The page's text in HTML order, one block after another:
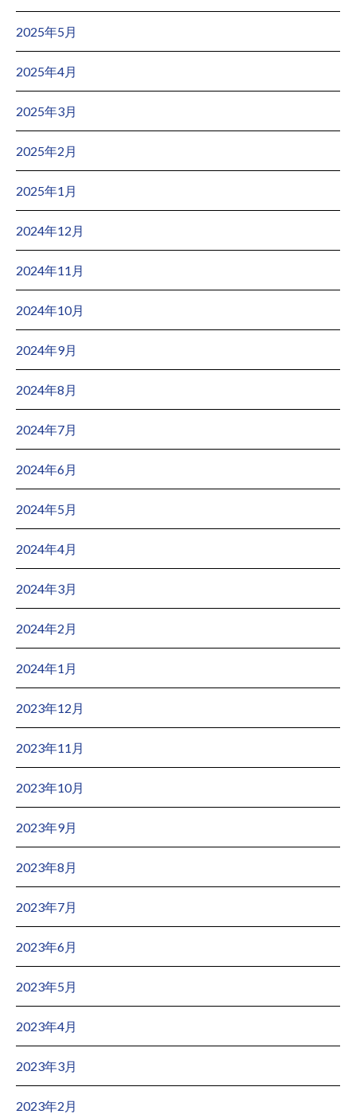
2025年5月
2025年4月
2025年3月
2025年2月
2025年1月
2024年12月
2024年11月
2024年10月
2024年9月
2024年8月
2024年7月
2024年6月
2024年5月
2024年4月
2024年3月
2024年2月
2024年1月
2023年12月
2023年11月
2023年10月
2023年9月
2023年8月
2023年7月
2023年6月
2023年5月
2023年4月
2023年3月
2023年2月